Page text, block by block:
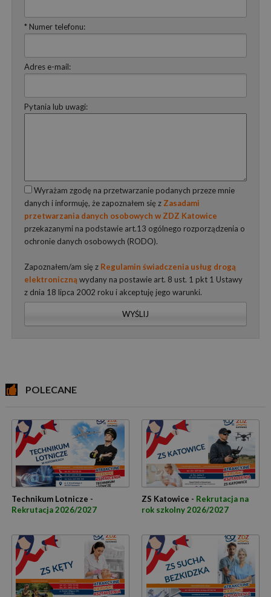
* Numer telefonu:
Adres e-mail:
Pytania lub uwagi:
Wyrażam zgodę na przetwarzanie podanych przeze mnie
danych i informuję, że zapoznałem się z Zasadami
przetwarzania danych osobowych w ZDZ Katowice
przekazanymi na podstawie art.13 ogólnego rozporządzenia o
ochronie danych osobowych (RODO).
Zapoznałem/am się z Regulamin świadczenia usług drogą
elektroniczną wydany na postawie art. 8 ust. 1 pkt 1 Ustawy
z dnia 18 lipca 2002 roku i akceptuję jego warunki.
WYŚLIJ
POLECANE
Technikum Lotnicze -
Rekrutacja 2026/2027
ZS Katowice - Rekrutacja na
rok szkolny 2026/2027